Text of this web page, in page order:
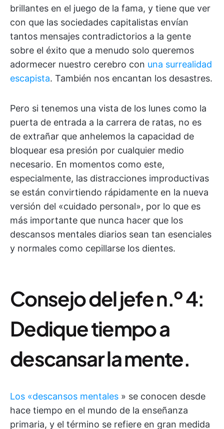
brillantes en el juego de la fama, y tiene que ver
con que las sociedades capitalistas envían
tantos mensajes contradictorios a la gente
sobre el éxito que a menudo solo queremos
adormecer nuestro cerebro con una surrealidad
escapista. También nos encantan los desastres.
Pero si tenemos una vista de los lunes como la
puerta de entrada a la carrera de ratas, no es
de extrañar que anhelemos la capacidad de
bloquear esa presión por cualquier medio
necesario. En momentos como este,
especialmente, las distracciones improductivas
se están convirtiendo rápidamente en la nueva
versión del «cuidado personal», por lo que es
más importante que nunca hacer que los
descansos mentales diarios sean tan esenciales
y normales como cepillarse los dientes.
Consejo del jefe n.º 4:
Dedique tiempo a
descansar la mente.
Los «descansos mentales » se conocen desde
hace tiempo en el mundo de la enseñanza
primaria, y el término se refiere en gran medida